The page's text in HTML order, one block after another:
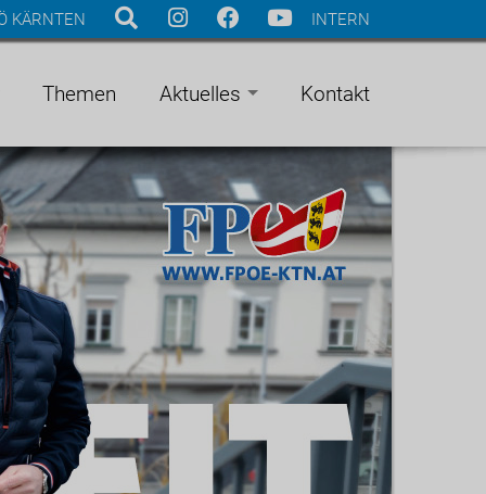
INTERN
KÄRNTEN
Themen Aktuelles Kontakt